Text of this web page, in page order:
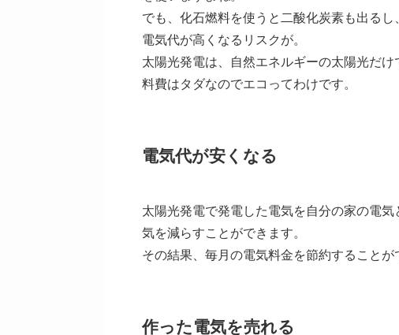
でも、化石燃料を使うと二酸化炭素も出る
電気代が高くなるリスクが。
太陽光発電は、自然エネルギーの太陽光だ
料費はタダなのでエコってわけです。
電気代が安くなる
太陽光発電で発電した電気を自分の家の電
気を減らすことができます。
その結果、毎月の電気料金を節約することが
作った電気を売れる